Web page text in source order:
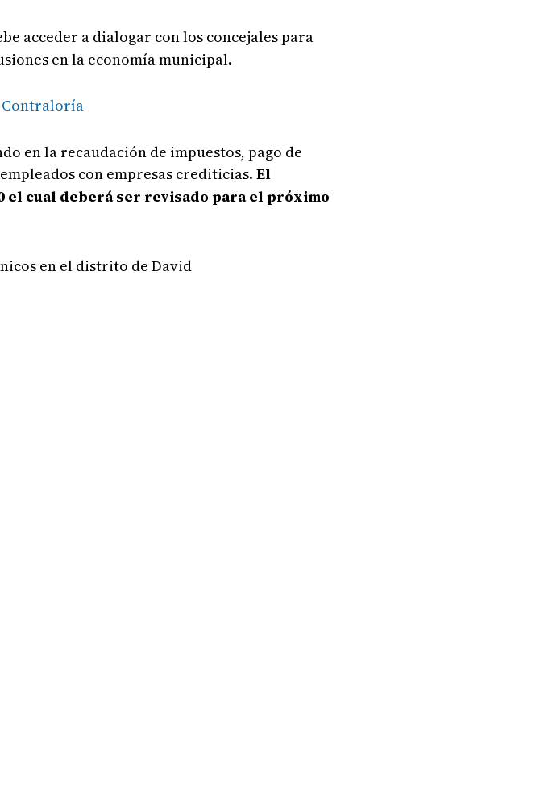
acceder a dialogar con los concejales para
en la economía municipal.
Contraloría
en la recaudación de impuestos, pago de
con empresas crediticias.El
el cual deberá ser revisado para el próximo
en el distrito de David